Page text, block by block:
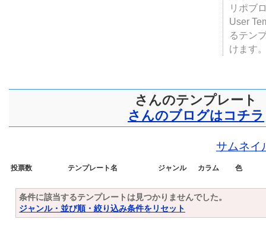
リポブ
User
るテン
けます
さんのテンプレート
さんのブログはコチラ
サムネイ
投票数 テンプレート名 ジャンル カラム 色
条件に該当するテンプレートは見つかりませんでした。
ジャンル・並び順・絞り込み条件をリセット